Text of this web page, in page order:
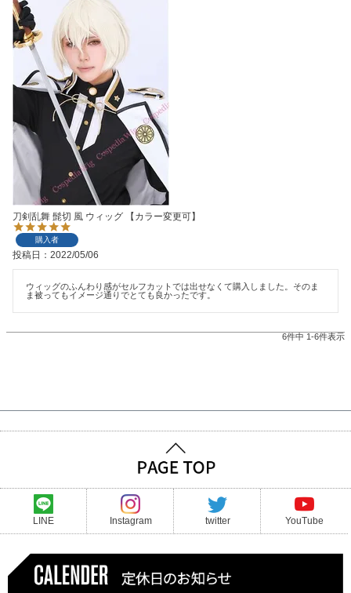
刀剣乱舞 髭切 風 ウィッグ 【カラー変更可】
購入者
投稿日 2022/05/06
ウィッグのふんわり感がセルフカットでは出せなくて購入しました。そのま
ま被ってもイメージ通りでとても良かったです。
6件中 1 -6件表示
LINE Instagram twitter YouTube